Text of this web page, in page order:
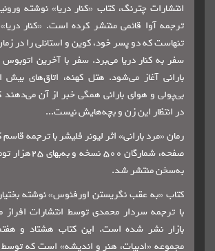
چترنگ، کتاب «کنار دریا» نوشته ورونیک اولمی را با
آوا قائمی منتشر کرده است. «کنار دریا» روایت مادری
که دو پسر خود، کوین و استانلی را در زمان مدرسه برای
کنار دریا می‌برد. سفر با آخرین اتوبوس شب در هوای
آغاز می‌شود. هتل کهنه، اتاق‌های بیش از حد کوچک،
و هوای بارانی همگی خبر از آن می‌دهند که اتفاق خوبی
این زن و بچه‌هایش نیست...
رمان «مرد بارانی» اثر لیونر فلیشر با ترجمه قاسم کبیری در 272
صفحه، شمارگان 500 نسخه و به‌بهای 25هزار تومان توسط نشر
منتشر شد.
عقب نگریستن اورفئوس» نوشته بختیار علی به تازگی
سردار محمدی توسط انتشارات افراز منتشر و راهی
نشر شده است. این کتاب هشتاد و هفتمین عنوان از
«ادبیات، هنر و اندیشه» است که توسط این ناشر چاپ